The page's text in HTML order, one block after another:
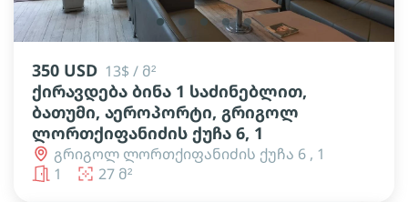
lens lens lens lens
350 USD 13$ / მ²
ქირავდება ბინა 1 საძინებლით,
ბათუმი, აეროპორტი, გრიგოლ
ლორთქიფანიძის ქუჩა 6, 1
გრიგოლ ლორთქიფანიძის ქუჩა 6 , 1
1
27 მ²